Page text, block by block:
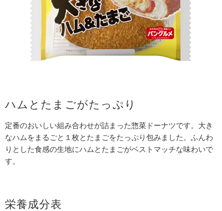
ハムとたまごがたっぷり
定番のおいしい組み合わせが詰まった惣菜ドーナツです。大き
なハムをまるごと１枚とたまごをたっぷり包みました。ふんわ
りとした食感の生地にハムとたまごがベストマッチな味わいで
す。
栄養成分表